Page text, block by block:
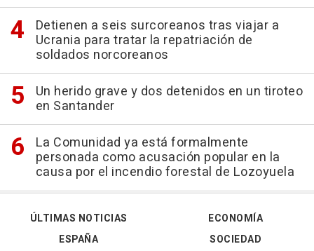
Detienen a seis surcoreanos tras viajar a
Ucrania para tratar la repatriación de
soldados norcoreanos
Un herido grave y dos detenidos en un tiroteo
en Santander
La Comunidad ya está formalmente
personada como acusación popular en la
causa por el incendio forestal de Lozoyuela
ÚLTIMAS NOTICIAS
ESPAÑA
ECONOMÍA
SOCIEDAD